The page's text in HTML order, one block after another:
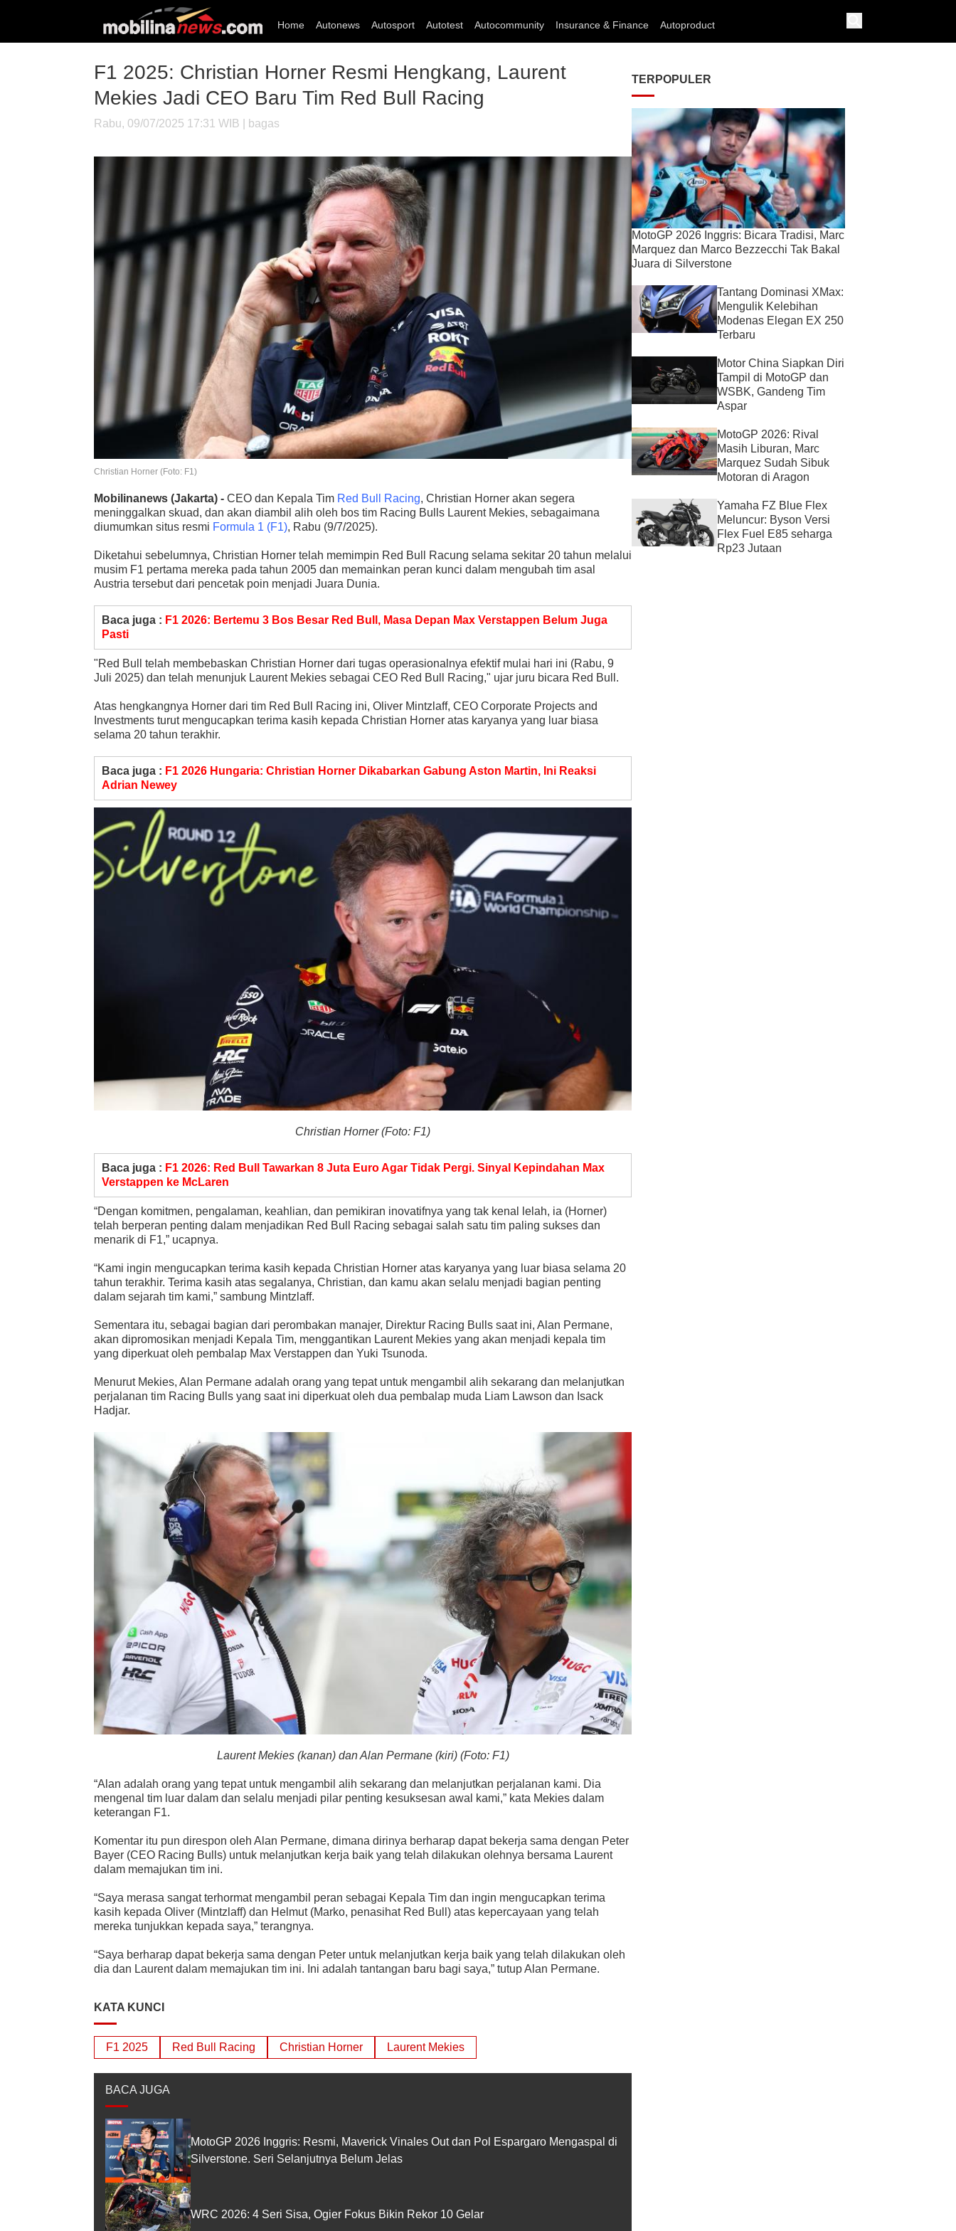
Home Autonews Autosport Autotest Autocommunity Insurance & Finance Autoproduct
F1 2025: Christian Horner Resmi Hengkang, Laurent
Mekies Jadi CEO Baru Tim Red Bull Racing
Rabu, 09/07/2025 17:31 WIB | bagas
Christian Horner (Foto: F1)
Mobilinanews (Jakarta) - CEO dan Kepala Tim Red Bull Racing, Christian Horner akan segera
meninggalkan skuad, dan akan diambil alih oleh bos tim Racing Bulls Laurent Mekies, sebagaimana
diumumkan situs resmi Formula 1 (F1), Rabu (9/7/2025).
Diketahui sebelumnya, Christian Horner telah memimpin Red Bull Racung selama sekitar 20 tahun melalui
musim F1 pertama mereka pada tahun 2005 dan memainkan peran kunci dalam mengubah tim asal
Austria tersebut dari pencetak poin menjadi Juara Dunia.
Baca juga : F1 2026: Bertemu 3 Bos Besar Red Bull, Masa Depan Max Verstappen Belum Juga
Pasti
"Red Bull telah membebaskan Christian Horner dari tugas operasionalnya efektif mulai hari ini (Rabu, 9
Juli 2025) dan telah menunjuk Laurent Mekies sebagai CEO Red Bull Racing," ujar juru bicara Red Bull.
Atas hengkangnya Horner dari tim Red Bull Racing ini, Oliver Mintzlaff, CEO Corporate Projects and
Investments turut mengucapkan terima kasih kepada Christian Horner atas karyanya yang luar biasa
selama 20 tahun terakhir.
Baca juga : F1 2026 Hungaria: Christian Horner Dikabarkan Gabung Aston Martin, Ini Reaksi
Adrian Newey
Christian Horner (Foto: F1)
Baca juga : F1 2026: Red Bull Tawarkan 8 Juta Euro Agar Tidak Pergi. Sinyal Kepindahan Max
Verstappen ke McLaren
“Dengan komitmen, pengalaman, keahlian, dan pemikiran inovatifnya yang tak kenal lelah, ia (Horner)
telah berperan penting dalam menjadikan Red Bull Racing sebagai salah satu tim paling sukses dan
menarik di F1,” ucapnya.
“Kami ingin mengucapkan terima kasih kepada Christian Horner atas karyanya yang luar biasa selama 20
tahun terakhir. Terima kasih atas segalanya, Christian, dan kamu akan selalu menjadi bagian penting
dalam sejarah tim kami,” sambung Mintzlaff.
Sementara itu, sebagai bagian dari perombakan manajer, Direktur Racing Bulls saat ini, Alan Permane,
akan dipromosikan menjadi Kepala Tim, menggantikan Laurent Mekies yang akan menjadi kepala tim
yang diperkuat oleh pembalap Max Verstappen dan Yuki Tsunoda.
Menurut Mekies, Alan Permane adalah orang yang tepat untuk mengambil alih sekarang dan melanjutkan
perjalanan tim Racing Bulls yang saat ini diperkuat oleh dua pembalap muda Liam Lawson dan Isack
Hadjar.
Laurent Mekies (kanan) dan Alan Permane (kiri) (Foto: F1)
“Alan adalah orang yang tepat untuk mengambil alih sekarang dan melanjutkan perjalanan kami. Dia
mengenal tim luar dalam dan selalu menjadi pilar penting kesuksesan awal kami,” kata Mekies dalam
keterangan F1.
Komentar itu pun direspon oleh Alan Permane, dimana dirinya berharap dapat bekerja sama dengan Peter
Bayer (CEO Racing Bulls) untuk melanjutkan kerja baik yang telah dilakukan olehnya bersama Laurent
dalam memajukan tim ini.
“Saya merasa sangat terhormat mengambil peran sebagai Kepala Tim dan ingin mengucapkan terima
kasih kepada Oliver (Mintzlaff) dan Helmut (Marko, penasihat Red Bull) atas kepercayaan yang telah
mereka tunjukkan kepada saya,” terangnya.
“Saya berharap dapat bekerja sama dengan Peter untuk melanjutkan kerja baik yang telah dilakukan oleh
dia dan Laurent dalam memajukan tim ini. Ini adalah tantangan baru bagi saya,” tutup Alan Permane.
KATA KUNCI
F1 2025 Red Bull Racing Christian Horner Laurent Mekies
BACA JUGA
MotoGP 2026 Inggris: Resmi, Maverick Vinales Out dan Pol Espargaro Mengaspal di
Silverstone. Seri Selanjutnya Belum Jelas
WRC 2026: 4 Seri Sisa, Ogier Fokus Bikin Rekor 10 Gelar
TERPOPULER
MotoGP 2026 Inggris: Bicara Tradisi, Marc
Marquez dan Marco Bezzecchi Tak Bakal
Juara di Silverstone
Tantang Dominasi XMax:
Mengulik Kelebihan
Modenas Elegan EX 250
Terbaru
Motor China Siapkan Diri
Tampil di MotoGP dan
WSBK, Gandeng Tim
Aspar
MotoGP 2026: Rival
Masih Liburan, Marc
Marquez Sudah Sibuk
Motoran di Aragon
Yamaha FZ Blue Flex
Meluncur: Byson Versi
Flex Fuel E85 seharga
Rp23 Jutaan